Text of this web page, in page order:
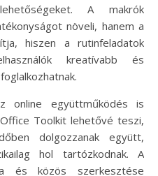
A makrók
növeli, hanem a
hiszen a rutinfeladatok
kreatívabb és
online együttműködés is
Toolkit lehetővé teszi,
dolgozzanak együtt,
hol tartózkodnak. A
és közös szerkesztése